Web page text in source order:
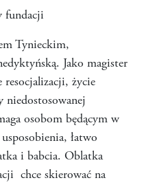
fundacji
Tynieckim,
Jako magister
resocjalizacji, życie
niedostosowanej
osobom będącym w
łatwo
i babcia. Oblatka
chce skierować na